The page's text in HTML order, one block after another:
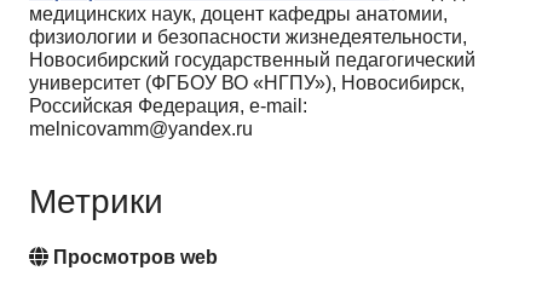
медицинских наук, доцент кафедры анатомии,
физиологии и безопасности жизнедеятельности,
Новосибирский государственный педагогический
университет (ФГБОУ ВО «НГПУ»), Новосибирск,
Российская Федерация, e-mail:
melnicovamm@yandex.ru
Метрики
Просмотров web